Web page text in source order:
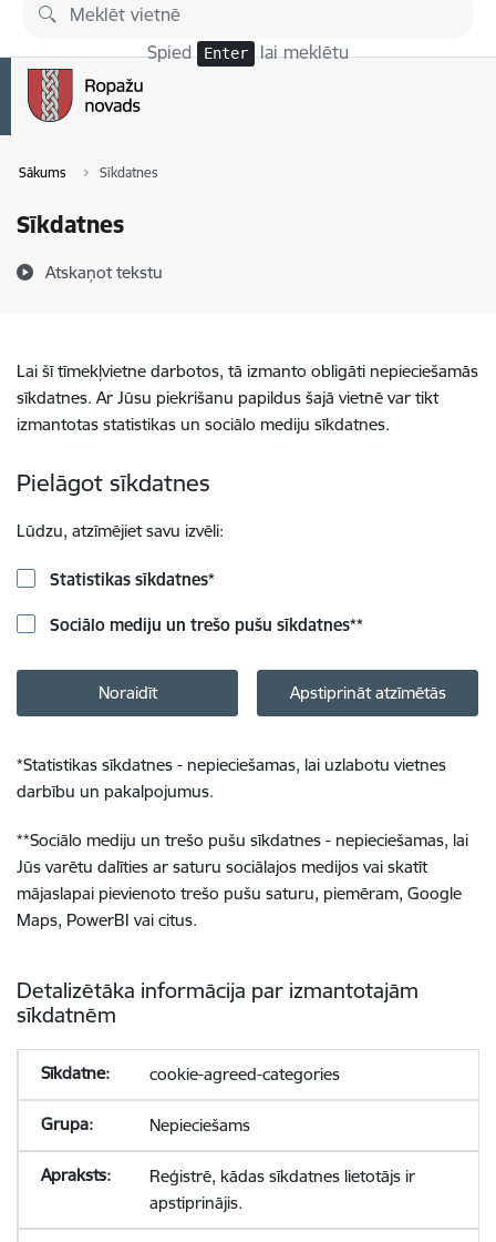
Pāriet uz lapas saturu
Spied Enter lai meklētu
Sākums Sīkdatnes
Sīkdatnes
Atskaņot tekstu
Lai šī tīmekļvietne darbotos, tā izmanto obligāti nepieciešamās
sīkdatnes. Ar Jūsu piekrišanu papildus šajā vietnē var tikt
izmantotas statistikas un sociālo mediju sīkdatnes.
Pielāgot sīkdatnes
Lūdzu, atzīmējiet savu izvēli:
Statistikas sīkdatnes*
Sociālo mediju un trešo pušu sīkdatnes**
Noraidīt Apstiprināt atzīmētās
*Statistikas sīkdatnes - nepieciešamas, lai uzlabotu vietnes
darbību un pakalpojumus.
**Sociālo mediju un trešo pušu sīkdatnes - nepieciešamas, lai
Jūs varētu dalīties ar saturu sociālajos medijos vai skatīt
mājaslapai pievienoto trešo pušu saturu, piemēram, Google
Maps, PowerBI vai citus.
Detalizētāka informācija par izmantotajām
sīkdatnēm
cookie-agreed-categories
Nepieciešams
Reģistrē, kādas sīkdatnes lietotājs ir
apstiprinājis.